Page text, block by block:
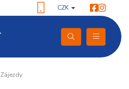
CZK
Zájezdy